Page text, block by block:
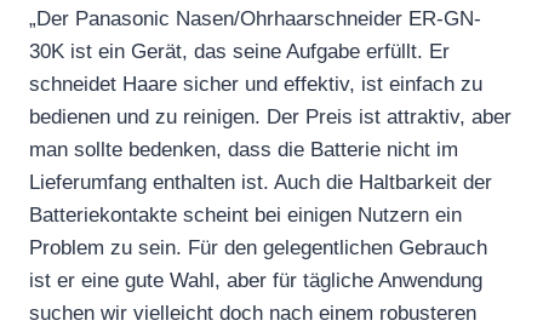
„Der Panasonic Nasen/Ohrhaarschneider ER-GN-
30K ist ein Gerät, das seine Aufgabe erfüllt. Er
schneidet Haare sicher und effektiv, ist einfach zu
bedienen und zu reinigen. Der Preis ist attraktiv, aber
man sollte bedenken, dass die Batterie nicht im
Lieferumfang enthalten ist. Auch die Haltbarkeit der
Batteriekontakte scheint bei einigen Nutzern ein
Problem zu sein. Für den gelegentlichen Gebrauch
ist er eine gute Wahl, aber für tägliche Anwendung
suchen wir vielleicht doch nach einem robusteren